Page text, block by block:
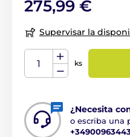
275,99 €
Supervisar la
ks
¿Necesita
o escriba una